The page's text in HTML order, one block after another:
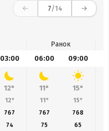
7/14
Ранок
03:00 06:00 09:00
12° 11° 15°
12° 11° 15°
767 767 768
74 75
65